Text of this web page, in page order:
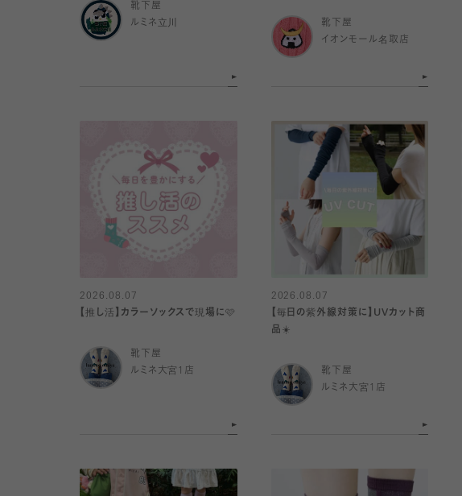
靴下屋
ルミネ立川
靴下屋
イオンモール名取店
2026.08.07
【推し活】カラーソックスで現場に🩷
靴下屋
ルミネ大宮1店
2026.08.07
【毎日の紫外線対策に】UVカット商
品☀️
靴下屋
ルミネ大宮1店